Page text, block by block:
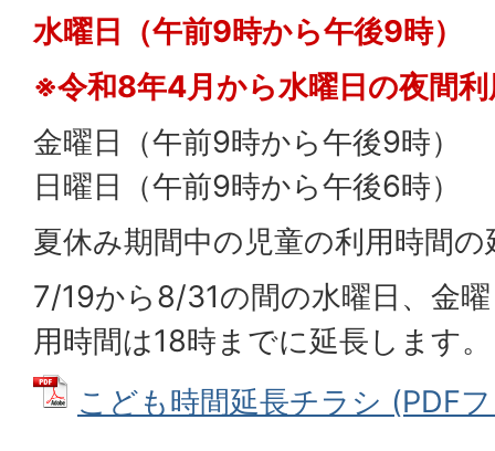
水曜日（午前9時から午後9時）
※令和8年4月から水曜日の夜間
金曜日（午前9時から午後9時）
日曜日（午前9時から午後6時）
夏休み期間中の児童の利用時間
7/19から8/31の間の水曜日、金
用時間は18時までに延長します。
こども時間延長チラシ (PDF